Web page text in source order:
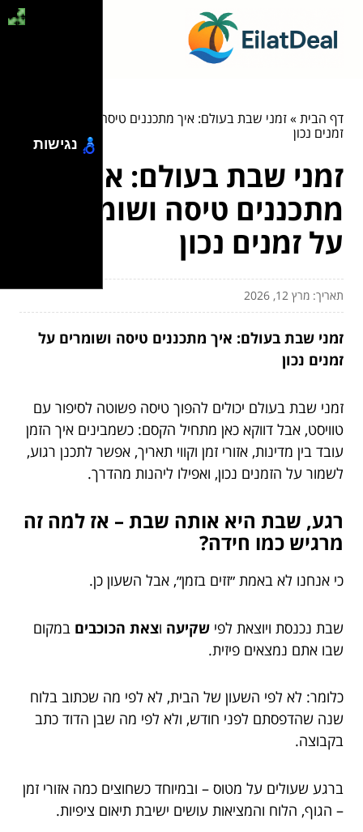
דף הבית»זמני שבת בעולם: איך מתכננים טיסה ושומרים על
זמנים נכון
זמני שבת בעולם: איך
מתכננים טיסה ושומרים
על זמנים נכון
תאריך: מרץ 12, 2026
זמני שבת בעולם: איך מתכננים טיסה ושומרים על
זמנים נכון
זמני שבת בעולם יכולים להפוך טיסה פשוטה לסיפור עם
טוויסט, אבל דווקא כאן מתחיל הקסם: כשמבינים איך הזמן
עובד בין מדינות, אזורי זמן וקווי תאריך, אפשר לתכנן רגוע,
לשמור על הזמנים נכון, ואפילו ליהנות מהדרך.
רגע, שבת היא אותה שבת – אז למה זה
מרגיש כמו חידה?
כי אנחנו לא באמת ״זזים בזמן״, אבל השעון כן.
שבת נכנסת ויוצאת לפי שקיעה וצאת הכוכבים במקום
שבו אתם נמצאים פיזית.
כלומר: לא לפי השעון של הבית, לא לפי מה שכתוב בלוח
שנה שהדפסתם לפני חודש, ולא לפי מה שבן הדוד כתב
בקבוצה.
ברגע שעולים על מטוס – ובמיוחד כשחוצים כמה אזורי זמן
– הגוף, הלוח והמציאות עושים ישיבת תיאום ציפיות.
נגישות